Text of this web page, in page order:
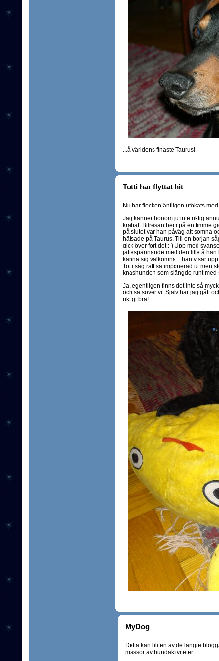
...å världens finaste Taurus!
Totti har flyttat hit
Nu har flocken äntligen utökats
Jag känner honom ju inte riktig
krabat. Bilresan hem på en timme
på slutet var han påväg att somna
hälsade på Taurus. Till en början
gick över fort det :-) Upp med
jättespännande med den lille å han
känna sig välkomna....han visar
Totti såg rätt så imponerad ut men
knashunden som slängde runt med
Ja, egentligen finns det inte så
och så sover vi. Själv har jag gått
riktigt bra!
MyDog
Detta kan bli en av de längre
massor av hundaktiviteter.